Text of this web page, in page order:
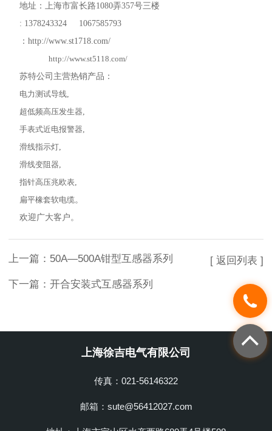
地址：上海市富长路1080弄357号三楼
: 1378243324 1067585793
： http://www.st1718.com/
http://www.st5118.com/
苏特公司主营热销产品：
电力测试导线,
超低频高压发生器
手表式近电报警器
滑线指示灯,
滑线变阻器
指针高压兆欧表,
扁平橡套软电缆。
欢迎广大客户。
上一篇： 50A—500A钳型互感器系列
下一篇： 开合安装式互感器系列
[ 返回列表 ]
上海徐吉电气有限公司
传真：021-56146322
邮箱：sute@56412027.com